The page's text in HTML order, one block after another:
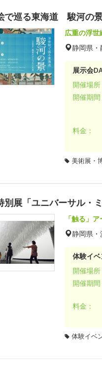
で巡る東海道 駿河の
広重の浮
静岡県
展示会
開催場所
開催期間
料金：
美術展・
別展「ユニバーサル・
「触る」
静岡県
体験イ
開催場所
開催期間
料金：
体験イベ